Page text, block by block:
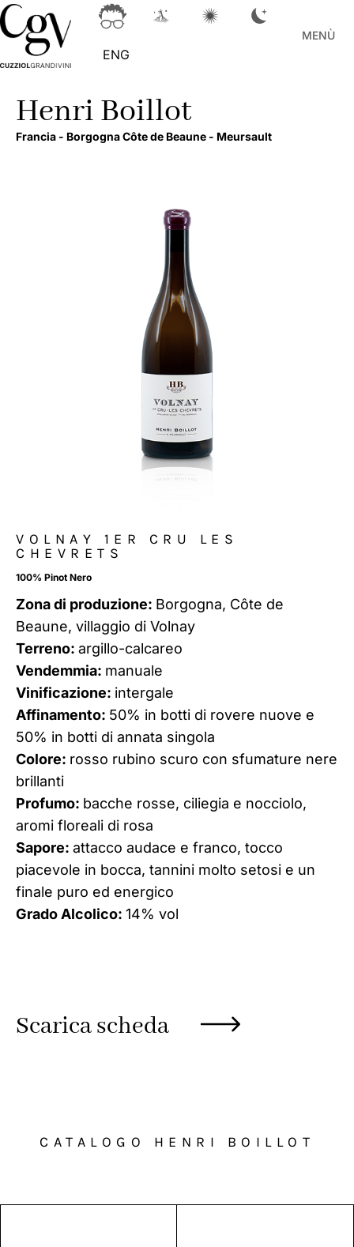
ENG
MENÙ
Henri Boillot
Francia - Borgogna Côte de Beaune - Meursault
VOLNAY 1ER CRU LES
CHEVRETS
100% Pinot Nero
Zona di produzione: Borgogna, Côte de
Beaune, villaggio di Volnay
Terreno: argillo-calcareo
Vendemmia: manuale
Vinificazione: intergale
Affinamento: 50% in botti di rovere nuove e
50% in botti di annata singola
Colore: rosso rubino scuro con sfumature nere
brillanti
Profumo: bacche rosse, ciliegia e nocciolo,
aromi floreali di rosa
Sapore: attacco audace e franco, tocco
piacevole in bocca, tannini molto setosi e un
finale puro ed energico
Grado Alcolico: 14% vol
Scarica scheda
CATALOGO HENRI BOILLOT